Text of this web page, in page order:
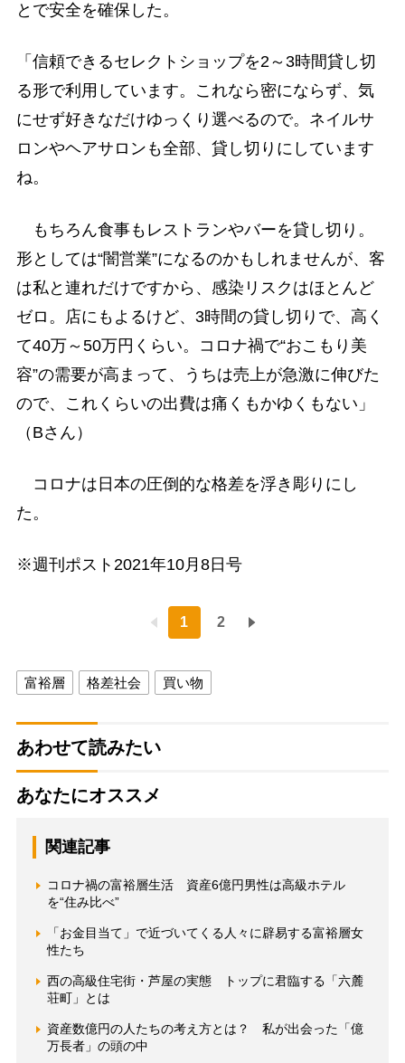
とで安全を確保した。
「信頼できるセレクトショップを2～3時間貸し切
る形で利用しています。これなら密にならず、気
にせず好きなだけゆっくり選べるので。ネイルサ
ロンやヘアサロンも全部、貸し切りにしています
ね。
もちろん食事もレストランやバーを貸し切り。
形としては“闇営業”になるのかもしれませんが、客
は私と連れだけですから、感染リスクはほとんど
ゼロ。店にもよるけど、3時間の貸し切りで、高く
て40万～50万円くらい。コロナ禍で“おこもり美
容”の需要が高まって、うちは売上が急激に伸びた
ので、これくらいの出費は痛くもかゆくもない」
（Bさん）
コロナは日本の圧倒的な格差を浮き彫りにし
た。
※週刊ポスト2021年10月8日号
1 2
富裕層 格差社会 買い物
あわせて読みたい
あなたにオススメ
関連記事
コロナ禍の富裕層生活 資産6億円男性は高級ホテル
を“住み比べ”
「お金目当て」で近づいてくる人々に辟易する富裕層女
性たち
西の高級住宅街・芦屋の実態 トップに君臨する「六麓
荘町」とは
資産数億円の人たちの考え方とは？ 私が出会った「億
万長者」の頭の中